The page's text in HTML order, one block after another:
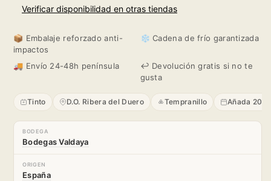
2022 2022
Verificar disponibilidad en otras tiendas
📦 Embalaje reforzado anti-
impactos
❄️ Cadena de frío garantizada
🚚 Envío 24-48h península
↩️ Devolución gratis si no te
gusta
Tinto D.O. Ribera del Duero Tempranillo Añada 2022
BODEGA
Bodegas Valdaya
ORIGEN
España